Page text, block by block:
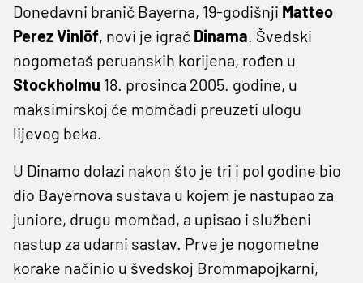
Donedavni branič Bayerna, 19-godišnji Matteo
Perez Vinlöf, novi je igrač Dinama. Švedski
nogometaš peruanskih korijena, rođen u
Stockholmu 18. prosinca 2005. godine, u
maksimirskoj će momčadi preuzeti ulogu
lijevog beka.
U Dinamo dolazi nakon što je tri i pol godine bio
dio Bayernova sustava u kojem je nastupao za
juniore, drugu momčad, a upisao i službeni
nastup za udarni sastav. Prve je nogometne
korake načinio u švedskoj Brommapojkarni,